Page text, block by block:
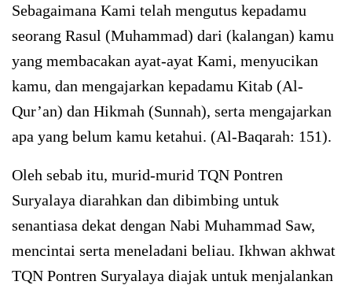
Sebagaimana Kami telah mengutus kepadamu
seorang Rasul (Muhammad) dari (kalangan) kamu
yang membacakan ayat-ayat Kami, menyucikan
kamu, dan mengajarkan kepadamu Kitab (Al-
Qur’an) dan Hikmah (Sunnah), serta mengajarkan
apa yang belum kamu ketahui. (Al-Baqarah: 151).
Oleh sebab itu, murid-murid TQN Pontren
Suryalaya diarahkan dan dibimbing untuk
senantiasa dekat dengan Nabi Muhammad Saw,
mencintai serta meneladani beliau. Ikhwan akhwat
TQN Pontren Suryalaya diajak untuk menjalankan